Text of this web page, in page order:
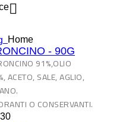

Home
- 90G
91%,OLIO
ACETO, SALE, AGLIO,
O CONSERVANTI.
Price